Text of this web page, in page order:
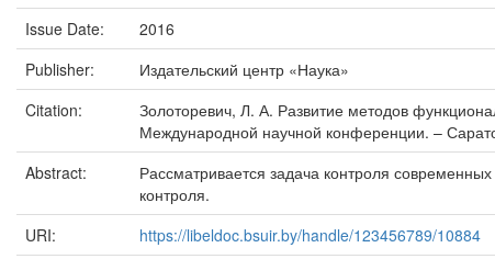
Issue Date:
2016
Publisher:
Издательский центр «Наука»
Citation:
Золоторевич, Л. А. Развитие методов
Международной научной конференции. –
Abstract:
Рассматривается задача контроля
контроля.
URI:
https://libeldoc.bsuir.by/handle/123456789/10884